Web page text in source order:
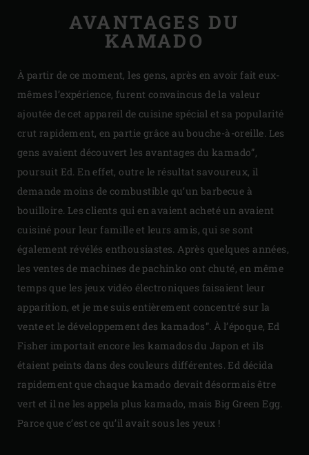
AVANTAGES DU
KAMADO
À partir de ce moment, les gens, après en avoir fait eux-
mêmes l’expérience, furent convaincus de la valeur
ajoutée de cet appareil de cuisine spécial et sa popularité
crut rapidement, en partie grâce au bouche-à-oreille. Les
gens avaient découvert les avantages du kamado”,
poursuit Ed. En effet, outre le résultat savoureux, il
demande moins de combustible qu’un barbecue à
bouilloire. Les clients qui en avaient acheté un avaient
cuisiné pour leur famille et leurs amis, qui se sont
également révélés enthousiastes. Après quelques années,
les ventes de machines de pachinko ont chuté, en même
temps que les jeux vidéo électroniques faisaient leur
apparition, et je me suis entièrement concentré sur la
vente et le développement des kamados”. À l’époque, Ed
Fisher importait encore les kamados du Japon et ils
étaient peints dans des couleurs différentes. Ed décida
rapidement que chaque kamado devait désormais être
vert et il ne les appela plus kamado, mais Big Green Egg.
Parce que c’est ce qu’il avait sous les yeux !